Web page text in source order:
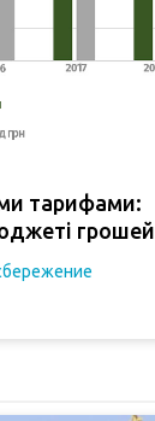
тарифами:
грошей